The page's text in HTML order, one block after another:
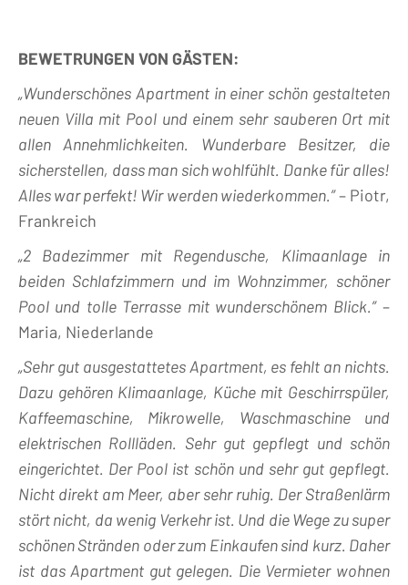
BEWETRUNGEN VON GÄSTEN:
„Wunderschönes Apartment in einer schön gestalteten
neuen Villa mit Pool und einem sehr sauberen Ort mit
allen Annehmlichkeiten. Wunderbare Besitzer, die
sicherstellen, dass man sich wohlfühlt. Danke für alles!
Alles war perfekt! Wir werden wiederkommen.”– Piotr,
Frankreich
„2 Badezimmer mit Regendusche, Klimaanlage in
beiden Schlafzimmern und im Wohnzimmer, schöner
Pool und tolle Terrasse mit wunderschönem Blick.” –
Maria, Niederlande
„Sehr gut ausgestattetes Apartment, es fehlt an nichts.
Dazu gehören Klimaanlage, Küche mit Geschirrspüler,
Kaffeemaschine, Mikrowelle, Waschmaschine und
elektrischen Rollläden. Sehr gut gepflegt und schön
eingerichtet. Der Pool ist schön und sehr gut gepflegt.
Nicht direkt am Meer, aber sehr ruhig. Der Straßenlärm
stört nicht, da wenig Verkehr ist. Und die Wege zu super
schönen Stränden oder zum Einkaufen sind kurz. Daher
ist das Apartment gut gelegen. Die Vermieter wohnen